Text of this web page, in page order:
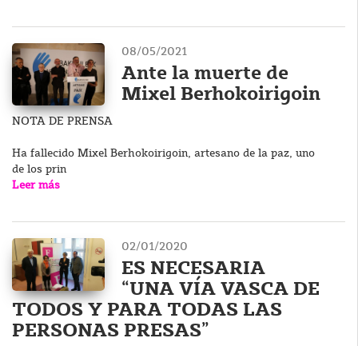
08/05/2021
Ante la muerte de
Mixel Berhokoirigoin
NOTA DE PRENSA
Ha fallecido Mixel Berhokoirigoin, artesano de la paz, uno
de los prin
Leer más
02/01/2020
ES NECESARIA
“UNA VÍA VASCA DE
TODOS Y PARA TODAS LAS
PERSONAS PRESAS”